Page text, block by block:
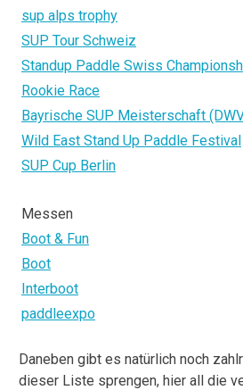
sup alps trophy
SUP Tour Schweiz
Standup Paddle Swiss
Rookie Race
Bayrische SUP Meisterschaft
Wild East Stand Up Paddle Festival
SUP Cup Berlin
Messen
Boot & Fun
Boot
Interboot
paddleexpo
Daneben gibt es natürlich noch
dieser Liste sprengen, hier all die